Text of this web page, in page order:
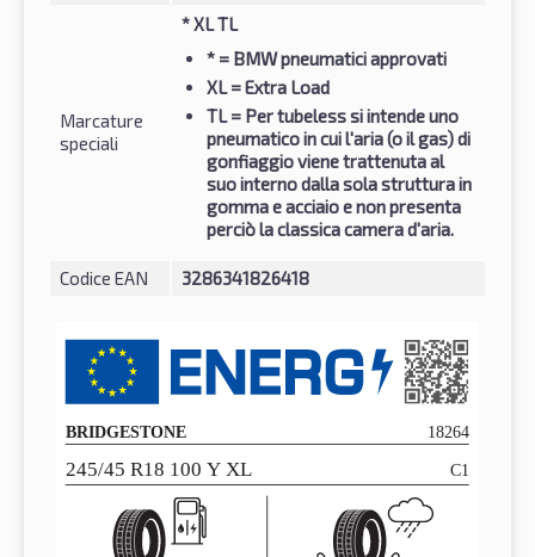
Marcature
speciali
* XL TL
* = BMW pneumatici approvati
XL= Extra Load
TL= Per tubeless si intende uno
pneumatico in cui l'aria (o il gas) di
gonfiaggio viene trattenuta al
suo interno dalla sola struttura in
gomma e acciaio e non presenta
perciò la classica camera d'aria.
Codice EAN 3286341826418